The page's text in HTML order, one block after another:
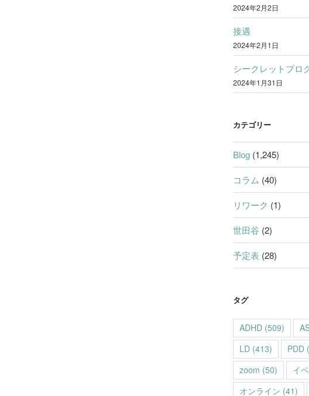
2024年2月2日
接遇
2024年2月1日
シークレットプロ
2024年1月31日
カテゴリー
Blog (1,245)
コラム (40)
リワーク (1)
世田谷 (2)
予定表 (28)
タグ
ADHD (509)
LD (413) PDD
zoom (50) イ
オンライン (41)